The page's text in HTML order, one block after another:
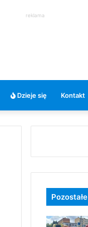
reklama
Dzieje się Kontakt
Pozostałe